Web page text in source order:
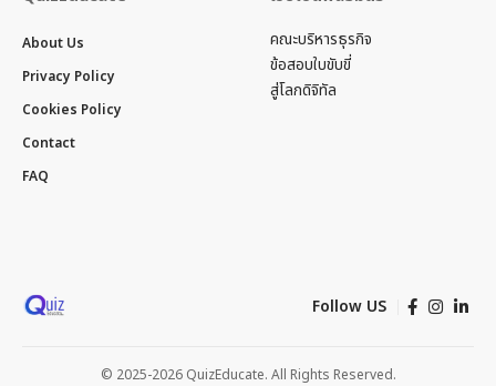
About Us
Privacy Policy
Cookies Policy
Contact
FAQ
คณะบริหารธุรกิจ
ข้อสอบใบขับขี่
สู่โลกดิจิทัล
Follow US
© 2025-2026 QuizEducate. All Rights Reserved.